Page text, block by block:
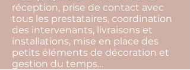
réception, prise de contact avec
tous les prestataires, coordination
des intervenants, livraisons et
installations, mise en place des
petits éléments de décoration et
gestion du temps…